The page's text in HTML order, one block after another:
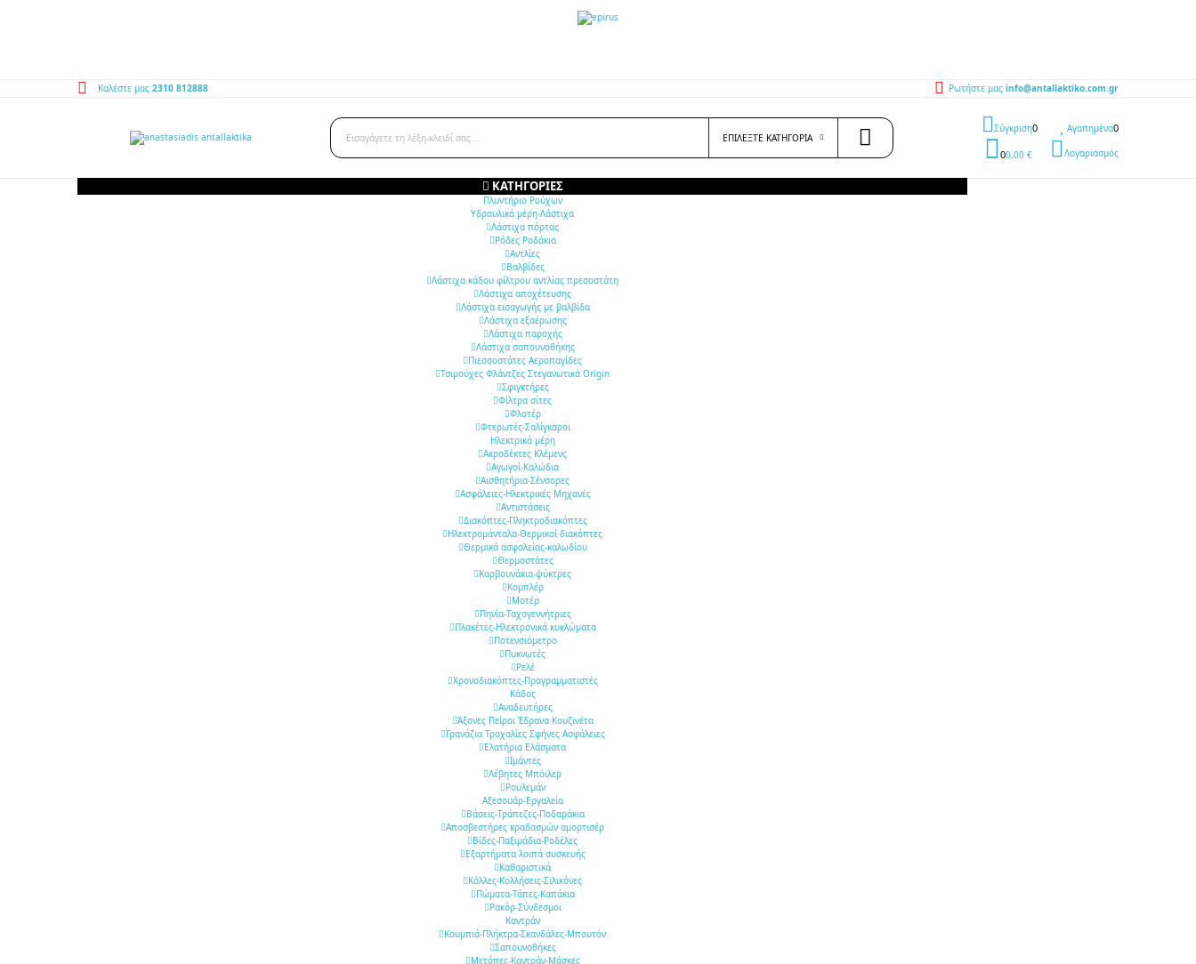
Καλέστε μας 2310 812888 Ρωτήστε μαςinfo@antallaktiko.com.gr
query
ΕΠΙΛΈΞΤΕ ΚΑΤΗΓΟΡΊΑ
Σύγκριση0 Αγαπημένα0
00,00 € Λογαριασμός
ΚΑΤΗΓΟΡΊΕΣ
Πλυντήριο Ρούχων
Υδραυλικά μέρη-Λάστιχα
Λάστιχα πόρτας
Ρόδες Ροδάκια
Αντλίες
Βαλβίδες
Λάστιχα κάδου φίλτρου αντλίας πρεσοστάτη
Λάστιχα αποχέτευσης
Λάστιχα εισαγωγής με βαλβίδα
Λάστιχα εξαέρωσης
Λάστιχα παροχής
Λάστιχα σαπουνοθήκης
Πιεσσοστάτες Αεροπαγίδες
Τσιμούχες Φλάντζες Στεγανωτικά Origin
Σφιγκτήρες
Φίλτρα σίτες
Φλοτέρ
Φτερωτές-Σαλίγκαροι
Ηλεκτρικά μέρη
Ακροδέκτες Κλέμενς
Αγωγοί-Καλώδια
Αισθητήρια-Σένσορες
Ασφάλειες-Ηλεκτρικές Μηχανές
Αντιστάσεις
Διακόπτες-Πληκτροδιακόπτες
Ηλεκτρομάνταλα-Θερμικοί διακόπτες
Θερμικά ασφαλείας-καλωδίου
Θερμοστάτες
Καρβουνάκια-ψύκτρες
Κομπλέρ
Μοτέρ
Πηνία-Ταχογεννήτριες
Πλακέτες-Ηλεκτρονικά κυκλώματα
Ποτενσιόμετρο
Πυκνωτές
Ρελέ
Χρονοδιακόπτες-Προγραμματιστές
Κάδος
Αναδευτήρες
Άξονες Πείροι Έδρανα Κουζινέτα
Γρανάζια Τροχαλίες Σφήνες Ασφάλειες
Ελατήρια Ελάσματα
Ιμάντες
Λέβητες Μπόιλερ
Ρουλεμάν
Αξεσουάρ-Εργαλεία
Βάσεις-Τράπεζες-Ποδαράκια
Αποσβεστήρες κραδασμών αμορτισέρ
Βίδες-Παξιμάδια-Ροδέλες
Εξαρτήματα λοιπά συσκευής
Καθαριστικά
Κόλλες-Κολλήσεις-Σιλικόνες
Πώματα-Τάπες-Καπάκια
Ρακόρ-Σύνδεσμοι
Καντράν
Κουμπιά-Πλήκτρα-Σκανδάλες-Μπουτόν
Σαπουνοθήκες
Μετόπες-Καντράν-Μάσκες